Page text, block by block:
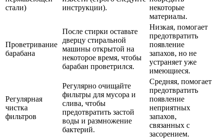
стали)
инструкции).
некоторые
материалы.
Проветривание
барабана
После стирки оставьте
дверцу стиральной
машины открытой на
некоторое время, чтобы
барабан проветрился.
Низкая, помогает
предотвратить
появление
запахов, но не
устраняет уже
имеющиеся.
Регулярная
чистка
фильтров
Регулярно очищайте
фильтры для мусора и
слива, чтобы
предотвратить застой
воды и размножение
бактерий.
Средняя, помогает
предотвратить
появление
неприятных
запахов,
связанных с
засорением.